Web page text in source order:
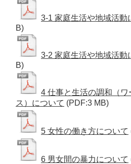
3-1 家庭生活や地域活動
B)
3-2 家庭生活や地域活動
B)
4 仕事と生活の調和（
ス）について (PDF:3 MB)
5 女性の働き方について
6 男女間の暴力について